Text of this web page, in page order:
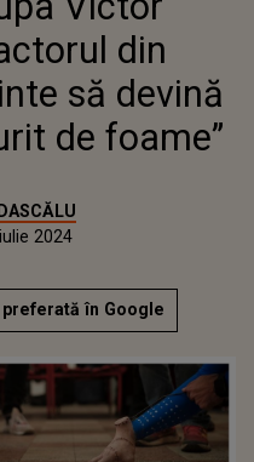
ÎNAINTE SĂ
CELEBRU: ”AM MURIT
din
să devină
de foame”
2024
în Google